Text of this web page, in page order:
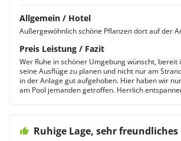
Allgemein / Hotel
Außergewöhnlich schöne Pflanzen dort auf der
Preis Leistung / Fazit
Wer Ruhe in schöner Umgebung wünscht, bereit
seine Ausflüge zu planen und nicht nur am
in der Anlage gut aufgehoben. Hier haben wir
am Pool jemanden getroffen. Herrlich
Ruhige Lage, sehr freundliches